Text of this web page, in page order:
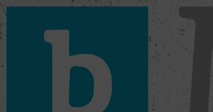
skip_to_content
bMore